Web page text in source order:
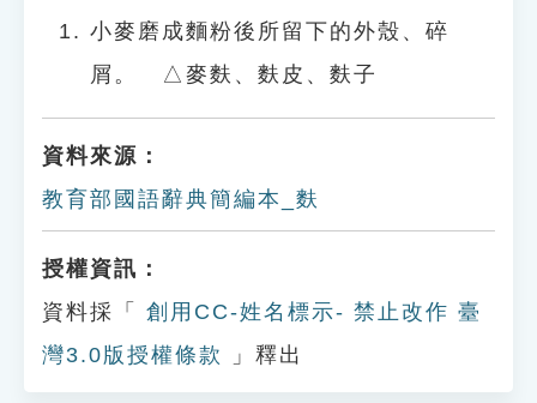
小麥磨成麵粉後所留下的外殼、碎
屑。 △麥麩、麩皮、麩子
資料來源：
教育部國語辭典簡編本_麩
授權資訊：
資料採「
創用CC-姓名標示- 禁止改作 臺
灣3.0版授權條款
」釋出